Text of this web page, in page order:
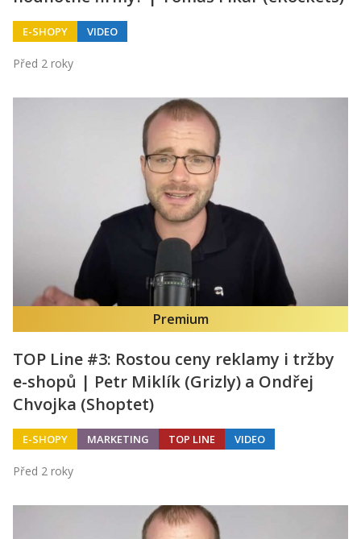
E-SHOPY VIDEO
Před 2 roky
Premium
TOP Line #3: Rostou ceny reklamy i tržby
e-shopů | Petr Miklík (Grizly) a Ondřej
Chvojka (Shoptet)
E-SHOPY MARKETING TOP LINE VIDEO
Před 2 roky